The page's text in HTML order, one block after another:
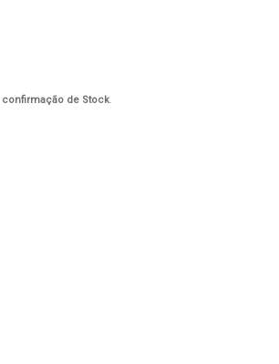
confirmação de Stock.